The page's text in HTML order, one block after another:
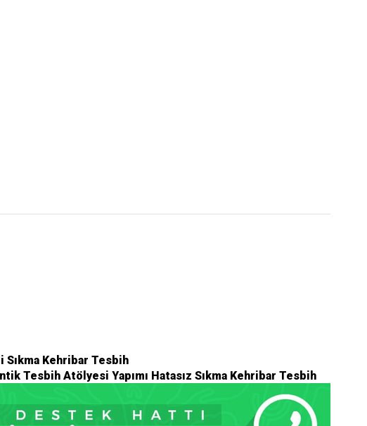
Sıkma Kehribar Tesbih
Tesbih Atölyesi Yapımı Hatasız Sıkma Kehribar Tesbih